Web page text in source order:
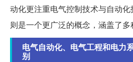
动化更注重电气控制技术与自动
则是一个更广泛的概念，涵盖了多
电气自动化、电气工程和电力
别